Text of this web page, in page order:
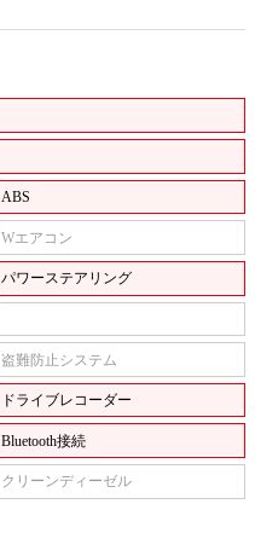
ABS
Wエアコン
パワーステアリング
盗難防止システム
ドライブレコーダー
Bluetooth接続
クリーンディーゼル